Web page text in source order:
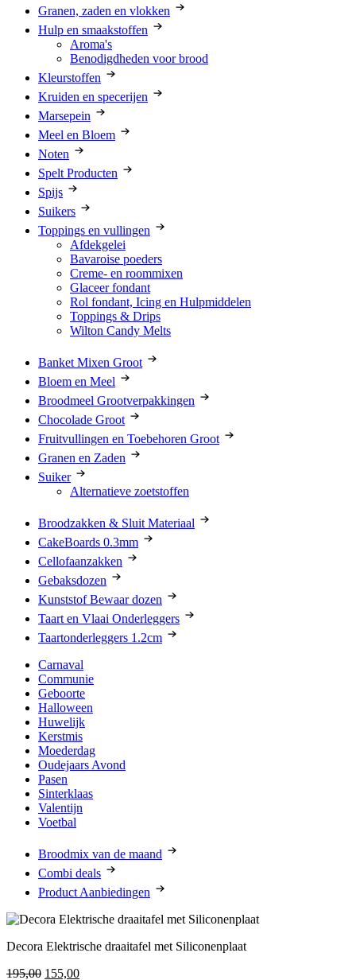
Granen, zaden en vlokken
Hulp en smaakstoffen
Aroma's
Benodigdheden voor brood
Kleurstoffen
Kruiden en specerijen
Marsepein
Meel en Bloem
Noten
Spelt Producten
Spijs
Suikers
Toppings en vullingen
Afdekgelei
Bavaroise poeders
Creme- en roommixen
Glaceer fondant
Rol fondant, Icing en Hulpmiddelen
Toppings & Drips
Wilton Candy Melts
Banket Mixen Groot
Bloem en Meel
Broodmeel Grootverpakkingen
Chocolade Groot
Fruitvullingen en Toebehoren Groot
Granen en Zaden
Suiker
Alternatieve zoetstoffen
Broodzakken & Sluit Materiaal
CakeBoards 0.3mm
Cellofaanzakken
Gebaksdozen
Kunststof Bewaar dozen
Taart en Vlaai Onderleggers
Taartonderleggers 1.2cm
Carnaval
Communie
Geboorte
Halloween
Huwelijk
Kerstmis
Moederdag
Oudejaars Avond
Pasen
Sinterklaas
Valentijn
Voetbal
Broodmix van de maand
Combi deals
Product Aanbiedingen
Decora Elektrische draaitafel met Siliconenplaat
195,00 Oorspronkelijke
155,00Huidige